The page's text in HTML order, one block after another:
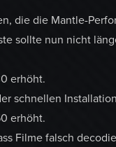
die die Mantle-
sollte nun nicht
erhöht.
schnellen
erhöht.
Filme falsch